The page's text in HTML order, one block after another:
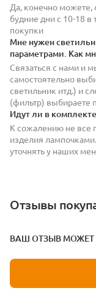
Да, конечно можете,
будние дни с 10-18
покупки
Мне нужен
параметрами. Как
Связаться с нами и
самостоятельно
светильник итд.) и
(фильтр) выбираете
Идут ли в
К сожалению не все
изделия
уточнять у наших
Отзывы
ВАШ ОТЗЫВ МОЖЕТ